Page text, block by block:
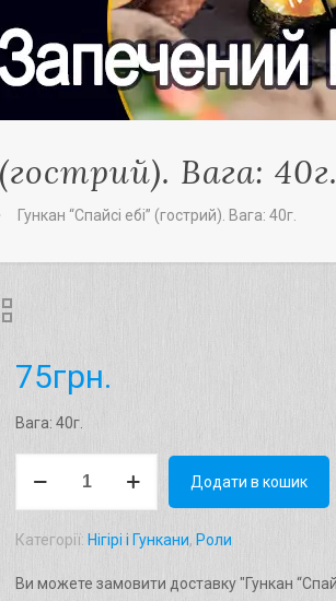
Вага: 40г.
Гункан “Cпайсі ебі” (гострий). Вага: 40г.
75грн.
Вага: 40г.
(гострий).
Вага:
Додати в кошик
Категорії: Нігірі і Гункани, Роли
Ви можете замовити доставку "Гункан